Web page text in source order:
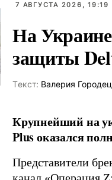
7 АВГУСТА 2026, 19:19
На
защиты
Tекст: Валерия
Крупнейший на
Plus оказался
Представители